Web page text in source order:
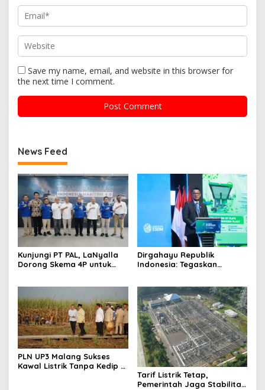
Save my name, email, and website in this browser for
the next time I comment.
News Feed
Kunjungi PT PAL, LaNyalla
Dorong Skema 4P untuk
Dirgahayu Republik
Indonesia: Tegaskan
Nasional
PLN UP3 Malang Sukses
Kawal Listrik Tanpa Kedip di
Tarif Listrik Tetap,
Pemerintah Jaga Stabilitas